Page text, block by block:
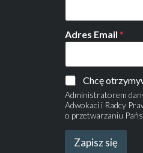
Adres Email *
Chcę
Administratorem
Adwokaci i Radcy
o przetwarzaniu
Zapisz się